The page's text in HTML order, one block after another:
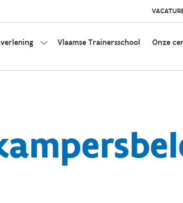
Vlaamse Trainersschool Onze